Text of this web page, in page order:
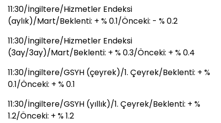
11:30/İngiltere/Hizmetler Endeksi
(aylık)/Mart/Beklenti: + % 0.1/Önceki: - % 0.2
11:30/İngiltere/Hizmetler Endeksi
(3ay/3ay)/Mart/Beklenti: + % 0.3/Önceki: + % 0.4
11:30/İngiltere/GSYH (çeyrek)/1. Çeyrek/Beklenti: + %
0.1/Önceki: + % 0.1
11:30/İngiltere/GSYH (yıllık)/1. Çeyrek/Beklenti: + %
1.2/Önceki: + % 1.2